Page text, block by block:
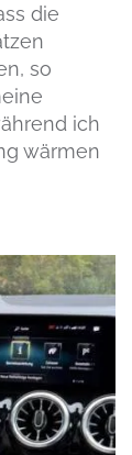
die
so
ich
wärmen